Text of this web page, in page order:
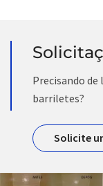
Precisando
barriletes?
Solicite